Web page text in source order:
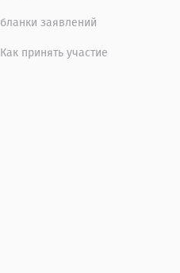
бланки заявлений
Как принять участие